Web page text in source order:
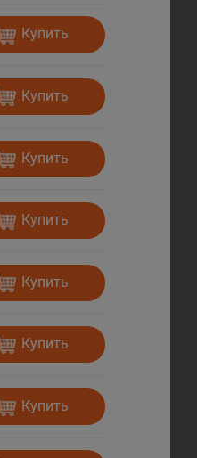
Купить
Купить
Купить
Купить
Купить
Купить
Купить